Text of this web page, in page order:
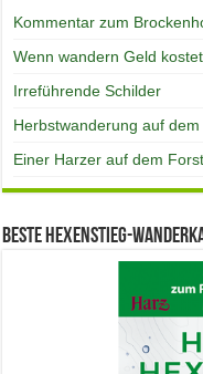
Kommentar zum
Wenn wandern Geld kostet
Irreführende Schilder
Herbstwanderung auf
Einer Harzer auf dem
Beste Hexenstieg-